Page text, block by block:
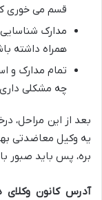
قسم می خوری
مدارک
همراه داشته
تمام مدارک و
چه مشکلی
بعد از این مراحل،
یه وکیل معاضدتی
بره، پس باید صبور
آدرس کانون وکلای